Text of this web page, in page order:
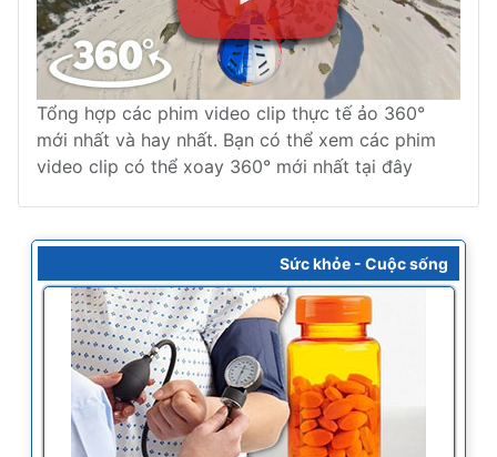
Tổng hợp các phim video clip thực tế ảo 360°
mới nhất và hay nhất. Bạn có thể xem các phim
video clip có thể xoay 360° mới nhất tại đây
Sức khỏe - Cuộc sống